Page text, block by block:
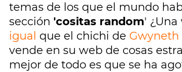
temas de los que el mundo
sección 'cositas random' ¿Una
igual que el chichi de
vende en su web de cosas
mejor de todo es que se ha